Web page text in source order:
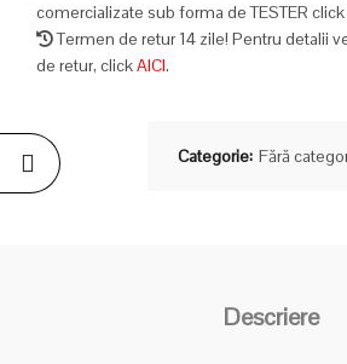
comercializate sub forma de TESTER click
Termen de retur 14 zile! Pentru detalii
de retur, clickAICI.
Categorie: Fără
Descriere